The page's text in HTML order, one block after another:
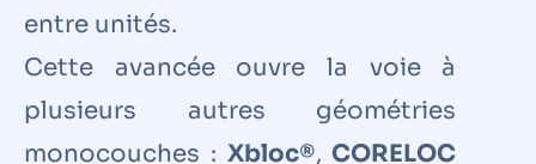
entre unités.
Cette avancée ouvre la voie à
plusieurs autres géométries
monocouches : Xbloc®, CORELOC